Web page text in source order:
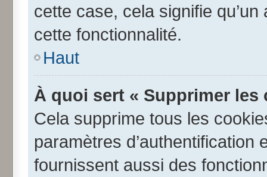
cette case, cela signifie
cette fonctionnalité.
Haut
À quoi sert « Supprimer
Cela supprime tous les
paramètres
fournissent aussi des